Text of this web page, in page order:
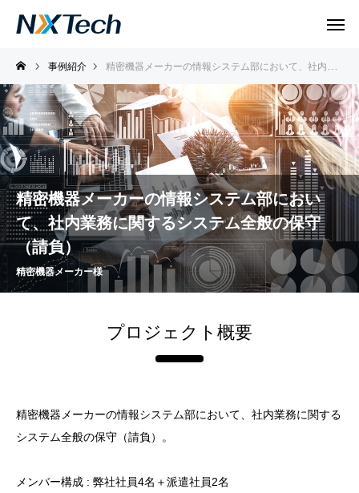
事例紹介 精密機器メーカーの情報システム部において、社内業務に関するシステム全般の保守（請負）
精密機器メーカーの情報システム部におい
て、社内業務に関するシステム全般の保守
（請負）
精密機器メーカー様
プロジェクト概要
精密機器メーカーの情報システム部において、社内業務に関する
システム全般の保守（請負）。
メンバー構成 : 弊社社員4名＋派遣社員2名